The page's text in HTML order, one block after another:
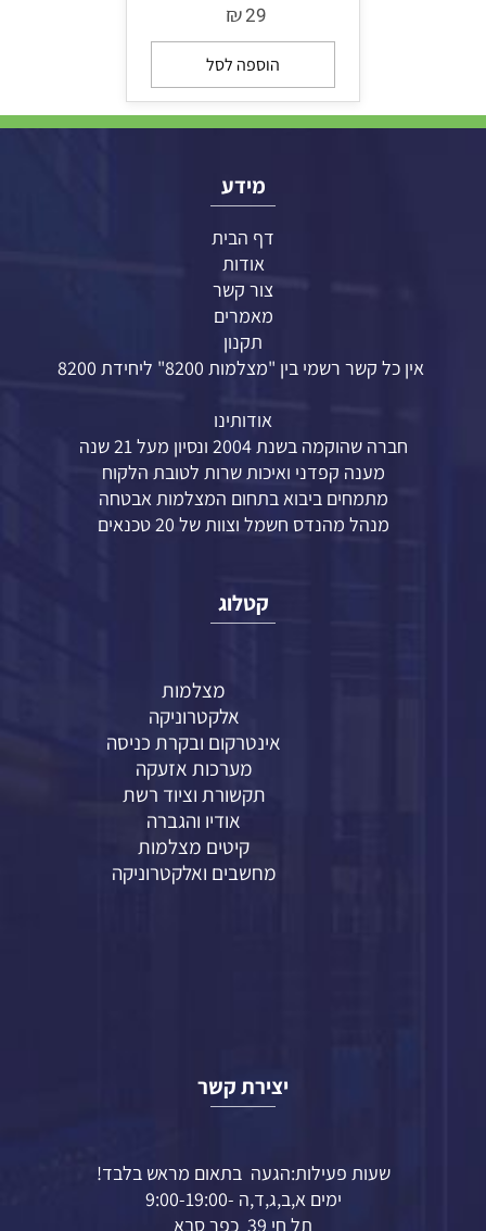
₪29
הוספה לסל
מידע
דף הבית
אודות
צור קשר
מאמרים
תקנון
אין כל קשר רשמי בין "מצלמות 8200" ליחידת 8200
אודותינו
חברה שהוקמה בשנת 2004 ונסיון מעל 21 שנה
מענה קפדני ואיכות שרות לטובת הלקוח
מתמחים ביבוא בתחום המצלמות אבטחה
מנהל מהנדס חשמל וצוות של 20 טכנאים
קטלוג
מצלמות
אלקטרוניקה
אינטרקום ובקרת כניסה
מערכות אזעקה
תקשורת וציוד רשת
אודיו והגברה
קיטים מצלמות
מחשבים ואלקטרוניקה
יצירת קשר
שעות פעילות:הגעה בתאום מראש בלבד!
ימים א,ב,ג,ד,ה -9:00-19:00
תל חי 39 כפר סבא